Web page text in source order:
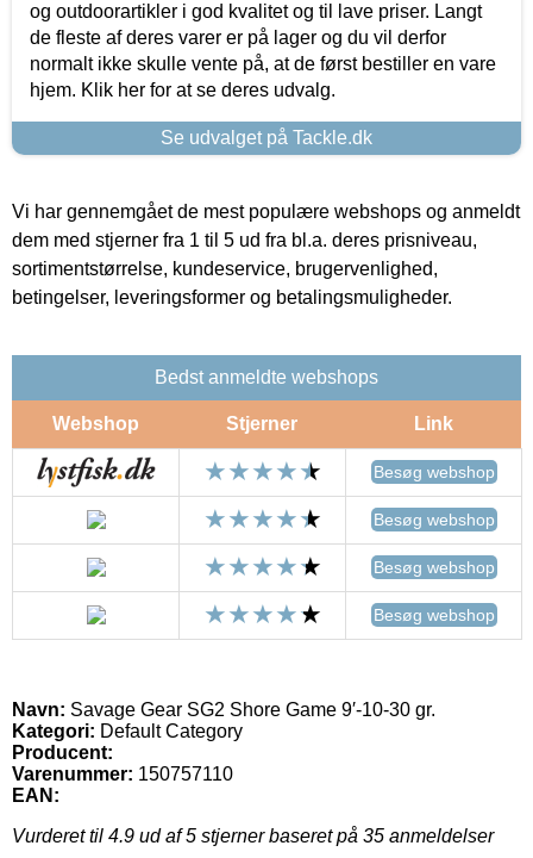
og outdoorartikler i god kvalitet og til lave priser. Langt
de fleste af deres varer er på lager og du vil derfor
normalt ikke skulle vente på, at de først bestiller en vare
hjem. Klik her for at se deres udvalg.
Se udvalget på Tackle.dk
Vi har gennemgået de mest populære webshops og anmeldt
dem med stjerner fra 1 til 5 ud fra bl.a. deres prisniveau,
sortimentstørrelse, kundeservice, brugervenlighed,
betingelser, leveringsformer og betalingsmuligheder.
Bedst anmeldte webshops
Webshop Stjerner Link
Besøg webshop
Besøg webshop
Besøg webshop
Besøg webshop
Navn: Savage Gear SG2 Shore Game 9′-10-30 gr.
Kategori: Default Category
Producent:
Varenummer: 150757110
EAN:
Vurderet til 4.9 ud af 5 stjerner baseret på 35 anmeldelser